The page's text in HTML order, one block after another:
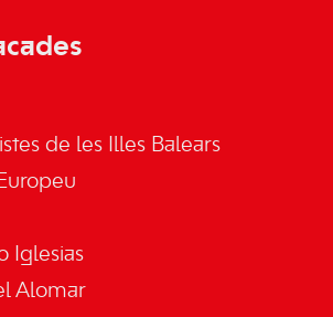
de les Illes Balears
Iglesias
Alomar